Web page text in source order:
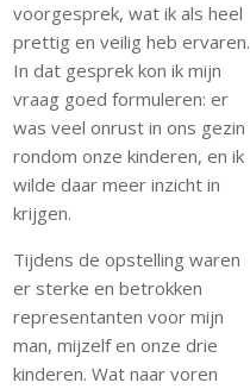
voorgesprek, wat ik als heel
prettig en veilig heb ervaren.
In dat gesprek kon ik mijn
vraag goed formuleren: er
was veel onrust in ons gezin
rondom onze kinderen, en ik
wilde daar meer inzicht in
krijgen.
Tijdens de opstelling waren
er sterke en betrokken
representanten voor mijn
man, mijzelf en onze drie
kinderen. Wat naar voren